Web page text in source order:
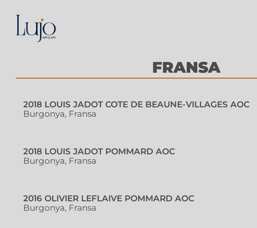
FRANSA
2018 LOUIS JADOT COTE DE BEAUNE-VILLAGES AOC
Burgonya, Fransa
2018 LOUIS JADOT POMMARD AOC
Burgonya, Fransa
2016 OLIVIER LEFLAIVE POMMARD AOC
Burgonya, Fransa